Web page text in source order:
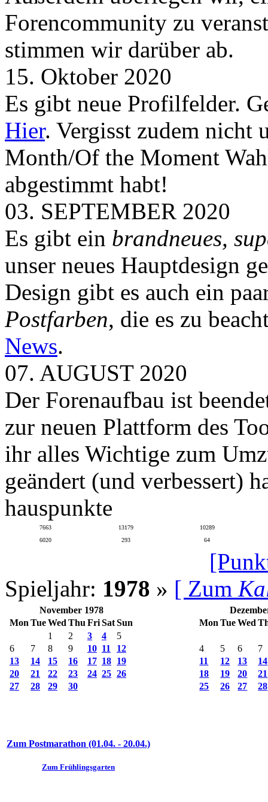
Forencommunity zu
stimmen wir darüber ab.
15. Oktober 2020
Es gibt neue Profilfelder.
Hier. Vergisst zudem nicht
Month/Of the Moment
abgestimmt habt!
03. SEPTEMBER 2020
Es gibt ein brandneues,
unser neues Hauptdesign
Design gibt es auch ein
Postfarben, die es zu
News.
07. AUGUST 2020
Der Forenaufbau ist
zur neuen Plattform des
ihr alles Wichtige zum
geändert (und verbessert)
hauspunkte
7663 13179
10289
6020
293 64
Spieljahr: 1978 » [ Zum
November 1978
Mon TueWed Thu FriSatSun
1
2 3 4
5
6
7 8 9 10 11
12
13
14 15 16 17 18 19
20
21 22 23 24 25 26
27
28 29 30
Mon TueWed
4 5 6
7
11
12 13
14
18
19 20
21
25
26 27 28
Zum Postmarathon (01.04. - 20.04.)
Zum Frühlingsgarten